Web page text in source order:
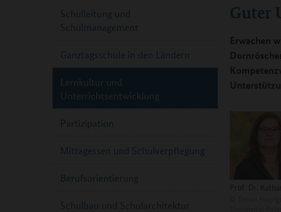
Guter
Erwachen
Schulleitung und
Schulmanagement
Ganztagsschule in den Ländern
Lernkultur und
Unterrichtsentwicklung
Partizipation
Mittagessen und Schulverpflegung
Berufsorientierung
Schulbau und Schularchitektur